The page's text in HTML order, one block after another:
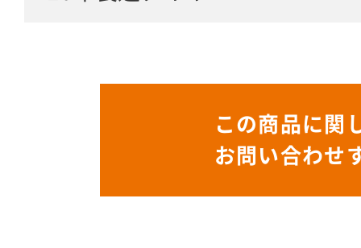
この商品に関
お問い合わせ